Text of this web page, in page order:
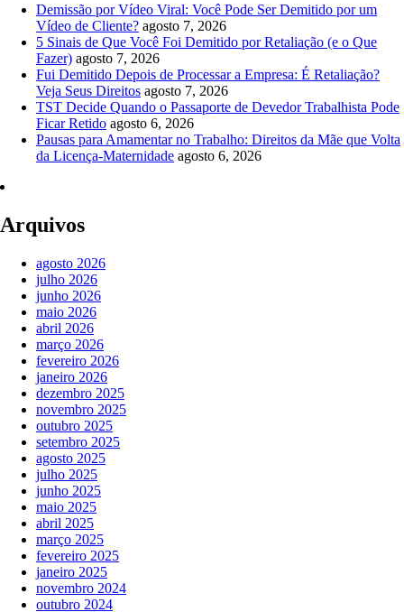
Demissão por Vídeo Viral: Você Pode Ser Demitido por um
Vídeo de Cliente? agosto 7, 2026
5 Sinais de Que Você Foi Demitido por Retaliação (e o Que
Fazer) agosto 7, 2026
Fui Demitido Depois de Processar a Empresa: É Retaliação?
Veja Seus Direitos agosto 7, 2026
TST Decide Quando o Passaporte de Devedor Trabalhista Pode
Ficar Retido agosto 6, 2026
Pausas para Amamentar no Trabalho: Direitos da Mãe que Volta
da Licença-Maternidade agosto 6, 2026
Arquivos
agosto 2026
julho 2026
junho 2026
maio 2026
abril 2026
março 2026
fevereiro 2026
janeiro 2026
dezembro 2025
novembro 2025
outubro 2025
setembro 2025
agosto 2025
julho 2025
junho 2025
maio 2025
abril 2025
março 2025
fevereiro 2025
janeiro 2025
novembro 2024
outubro 2024